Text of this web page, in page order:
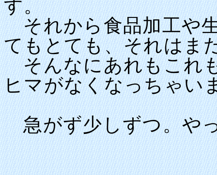
す。
それから食品加工や
てもとても、それはま
そんなにあれもこれ
ヒマがなくなっちゃい
急がず少しずつ。や